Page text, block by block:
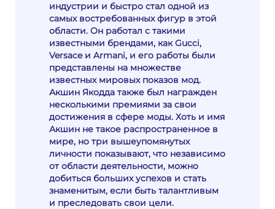
индустрии и быстро стал одной из
самых востребованных фигур в этой
области. Он работал с такими
известными брендами, как Gucci,
Versace и Armani, и его работы были
представлены на множестве
известных мировых показов мод.
Акшин Якодда также был награжден
несколькими премиями за свои
достижения в сфере моды. Хоть и имя
Акшин не такое распространенное в
мире, но три вышеупомянутых
личности показывают, что независимо
от области деятельности, можно
добиться больших успехов и стать
знаменитым, если быть талантливым
и преследовать свои цели.